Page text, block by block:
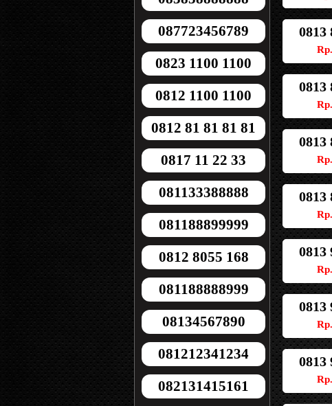
087723456789
0823 1100 1100
0812 1100 1100
0812 81 81 81 81
0817 11 22 33
081133388888
081188899999
0812 8055 168
081188888999
08134567890
081212341234
082131415161
0813
0813
0813
0813
0813
0813
0813